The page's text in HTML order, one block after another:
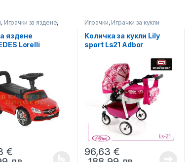
, Играчки за яздене,
яздене
Lorelli
€
Играчки, Играчки за кукли
Kоличка за кукли Lily
sport Ls21 Adbor
96,63 €